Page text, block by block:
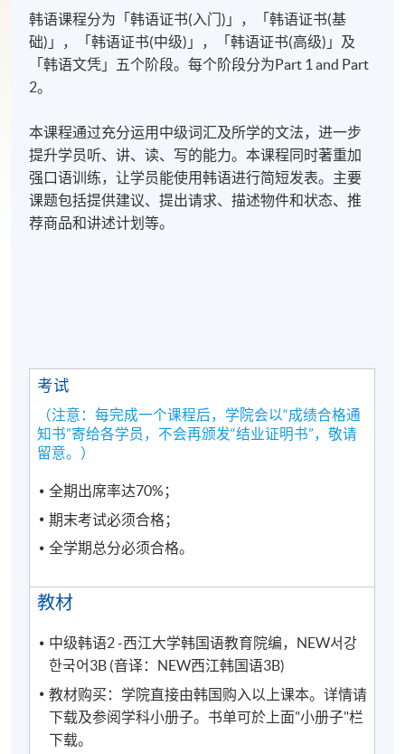
韩语课程分为「韩语证书(入门)」，「韩语证书(基
础)」，「韩语证书(中级)」，「韩语证书(高级)」及
「韩语文凭」五个阶段。每个阶段分为Part 1 and Part
2。
本课程通过充分运用中级词汇及所学的文法，进一步
提升学员听、讲、读、写的能力。本课程同时著重加
强口语训练，让学员能使用韩语进行简短发表。主要
课题包括提供建议、提出请求、描述物件和状态、推
荐商品和讲述计划等。
考试
（注意：每完成一个课程后，学院会以“成绩合格通
知书”寄给各学员，不会再颁发“结业证明书”，敬请
留意。）
全期出席率达70%；
期末考试必须合格；
全学期总分必须合格。
教材
中级韩语2 -西江大学韩国语教育院编，NEW서강
한국어3B (音译：NEW西江韩国语3B)
教材购买：学院直接由韩国购入以上课本。详情请
下载及参阅学科小册子。书单可於上面"小册子"栏
下载。